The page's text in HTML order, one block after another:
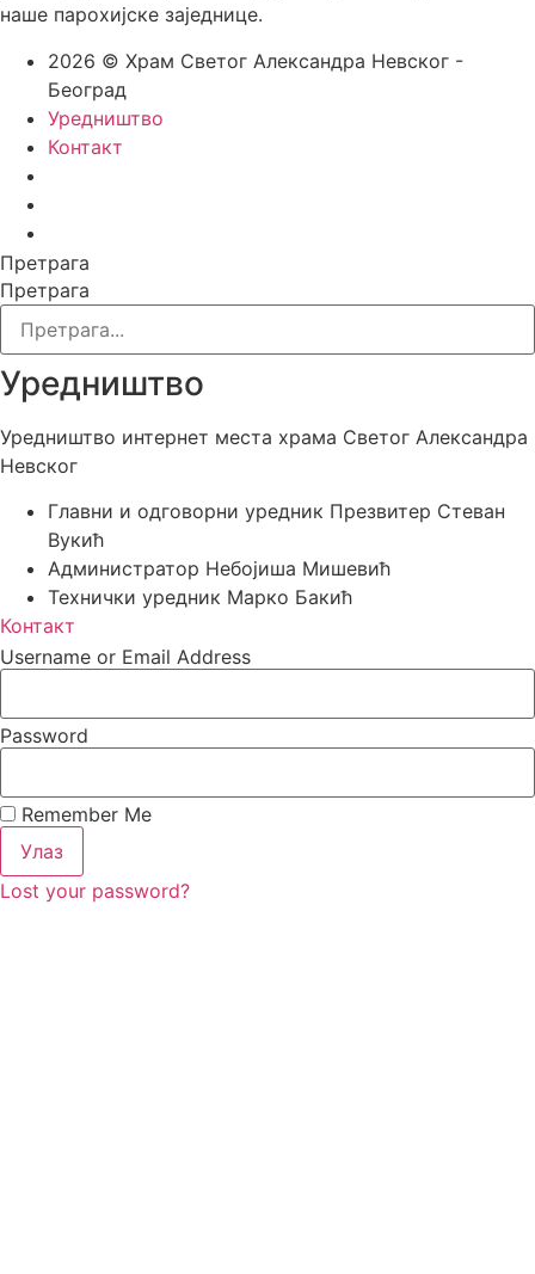
наше парохијске заједнице.
2026 © Храм Светог Александра Невског -
Београд
Уредништво
Контакт
Претрага
Претрага
Уредништво
Уредништво интернет места храма Светог Александра
Невског
Главни и одговорни уредник Презвитер Стеван
Вукић
Администратор Небојиша Мишевић
Технички уредник Марко Бакић
Контакт
Username or Email Address
Password
Remember Me
Улаз
Lost your password?